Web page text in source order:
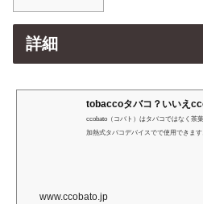
詳細
tobaccoタバコ？いいえ
ccobato（コバト）はタバコではなく茶
加熱式タバコデバイスでで使用できます
www.ccobato.jp